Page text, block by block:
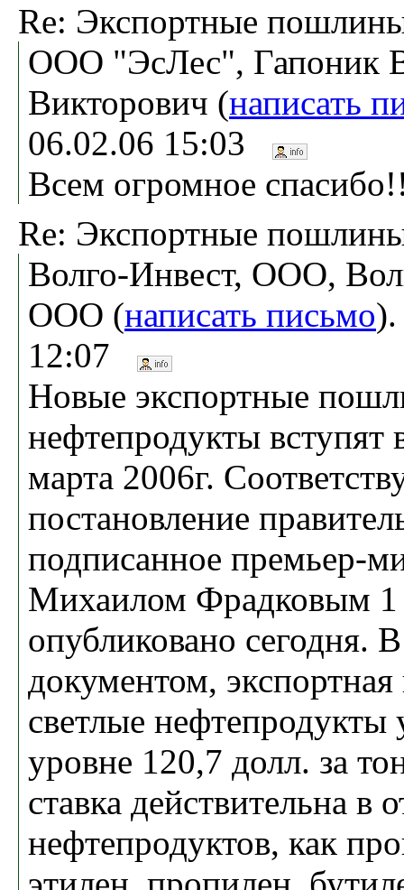
Re: Экспортные
ООО "ЭсЛес", Гапоник
Викторович (написать
06.02.06 15:03
Всем огромное
Re: Экспортные
Волго-Инвест, ООО,
ООО (написать письмо
12:07
Новые экспортные
нефтепродукты вступят
марта 2006г.
постановление
подписанное премьер-
Михаилом Фрадковым 1
опубликовано сегодня.
документом,
светлые нефтепродукты
уровне 120,7 долл. за
ставка действительна в
нефтепродуктов, как